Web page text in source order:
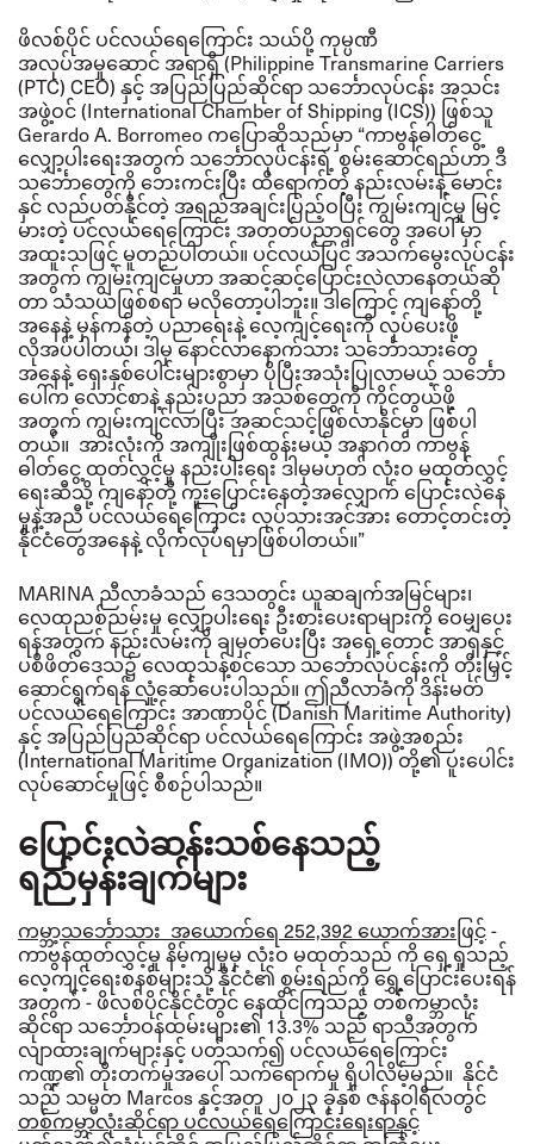
ဖိလစ်ပိုင် ပင်လယ်ရေကြောင်း သယ်ပို့ ကုမ္ပဏီ
အလုပ်အမှုဆောင် အရာရှိ (Philippine Transmarine Carriers
(PTC) CEO) နှင့် အပြည်ပြည်ဆိုင်ရာ သင်္ဘောလုပ်ငန်း အသင်း
အဖွဲ့ဝင် (International Chamber of Shipping (ICS)) ဖြစ်သူ
Gerardo A. Borromeo ကပြောဆိုသည်မှာ “ကာဗွန်ဓါတ်ငွေ့
လျှော့ပါးရေးအတွက် သင်္ဘောလုပ်ငန်းရဲ့ စွမ်းဆောင်ရည်ဟာ ဒီ
သင်္ဘောတွေကို ဘေးကင်းပြီး ထိရောက်တဲ့ နည်းလမ်းနဲ့ မောင်း
နှင် လည်ပတ်နိုင်တဲ့ အရည်အချင်းပြည့်ဝပြီး ကျွမ်းကျင်မှု မြင့်
မားတဲ့ ပင်လယ်ရေကြောင်း အတတ်ပညာရှင်တွေ အပေါ် မှာ
အထူးသဖြင့် မူတည်ပါတယ်။ ပင်လယ်ပြင် အသက်မွေးလုပ်ငန်း
အတွက် ကျွမ်းကျင်မှုဟာ အဆင့်ဆင့်ပြောင်းလဲလာနေတယ်ဆို
တာ သံသယဖြစ်စရာ မလိုတော့ပါဘူး။ ဒါကြောင့် ကျနော်တို့
အနေနဲ့ မှန်ကန်တဲ့ ပညာရေးနဲ့ လေ့ကျင့်ရေးကို လုပ်ပေးဖို့
လိုအပ်ပါတယ်၊ ဒါမှ နောင်လာနောက်သား သင်္ဘောသားတွေ
အနေနဲ့ ရှေးနှစ်ပေါင်းများစွာမှာ ပိုပြီးအသုံးပြုလာမယ့် သင်္ဘော
ပေါ်က လောင်စာနဲ့ နည်းပညာ အသစ်တွေကို ကိုင်တွယ်ဖို့
အတွက် ကျွမ်းကျင်လာပြီး အဆင်သင့်ဖြစ်လာနိုင်မှာ ဖြစ်ပါ
တယ်။ အားလုံးကို အကျိုးဖြစ်ထွန်းမယ့် အနာဂတ် ကာဗွန်
ဓါတ်ငွေ့ ထုတ်လွှင့်မှု နည်းပါးရေး ဒါမှမဟုတ် လုံးဝ မထုတ်လွှင့်
ရေးဆီသို့ ကျနော်တို့ ကူးပြောင်းနေတဲ့အလျှောက် ပြောင်းလဲနေ
မှုနဲ့အညီ ပင်လယ်ရေကြောင်း လုပ်သားအင်အား တောင့်တင်းတဲ့
နိုင်ငံတွေအနေနဲ့ လိုက်လုပ်ရမှာဖြစ်ပါတယ်။”
MARINA ညီလာခံသည် ဒေသတွင်း ယူဆချက်အမြင်များ၊
လေထုညစ်ညမ်းမှု လျှော့ပါးရေး ဦးစားပေးရာများကို ဝေမျှပေး
ရန်အတွက် နည်းလမ်းကို ချမှတ်ပေးပြီး အရှေ့တောင် အာရှနှင့်
ပစိဖိတ်ဒေသ၌ လေထုသန့်စင်သော သင်္ဘောလုပ်ငန်းကို တိုးမြှင့်
ဆောင်ရွက်ရန် လှုံ့ဆော်ပေးပါသည်။ ဤညီလာခံကို ဒိန်းမတ်
ပင်လယ်ရေကြောင်း အာဏာပိုင်(Danish Maritime Authority)
နှင့် အပြည်ပြည်ဆိုင်ရာ ပင်လယ်ရေကြောင်း အဖွဲ့အစည်း
(International Maritime Organization (IMO)) တို့၏ ပူးပေါင်း
လုပ်ဆောင်မှုဖြင့် စီစဉ်ပါသည်။
ပြောင်းလဲဆန်းသစ်နေသည့်
ရည်မှန်းချက်များ
ကမ္ဘာ့သင်္ဘောသား အယောက်ရေ 252,392ယောက်အားဖြင့်-
ကာဗွန်ထုတ်လွှင့်မှု နိမ့်ကျမှုမှ လုံးဝ မထုတ်သည် ကို ရှေ့ရှုသည့်
လေ့ကျင့်ရေးစနစ်များသို့ နိုင်ငံ၏ စွမ်းရည်ကို ရွှေ့ပြောင်းပေးရန်
အတွက် - ဖိလစ်ပိုင်နိုင်ငံတွင် နေထိုင်ကြသည့် တစ်ကမ္ဘာလုံး
ဆိုင်ရာ သင်္ဘောဝန်ထမ်းများ၏ 13.3% သည် ရာသီအတွက်
လျာထားချက်များနှင့် ပတ်သက်၍ ပင်လယ်ရေကြောင်း
ကဏ္ဍ၏ တိုးတက်မှုအပေါ် သက်ရောက်မှု ရှိပါလိမ့်မည်။ နိုင်ငံ
သည် သမ္မတ Marcosနှင့်အတူ ၂၀၂၃ ခုနှစ် ဇန်နဝါရီလတွင်
တစ်ကမ္ဘာလုံးဆိုင်ရာ ပင်လယ်ရေကြောင်းရေးရာနှင့်